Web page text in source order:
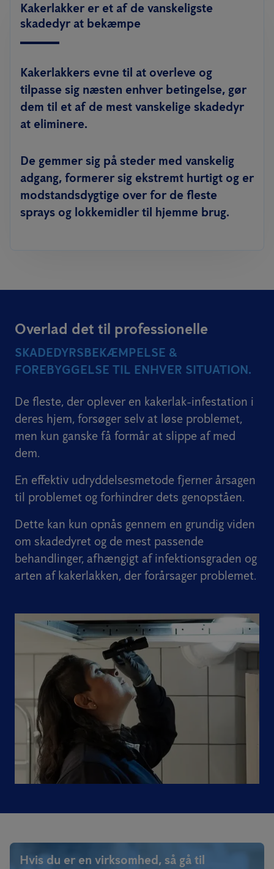
Kakerlakker er et af de vanskeligste
skadedyr at bekæmpe
Kakerlakkers evne til at overleve og
tilpasse sig næsten enhver betingelse, gør
dem til et af de mest vanskelige skadedyr
at eliminere.
De gemmer sig på steder med vanskelig
adgang, formerer sig ekstremt hurtigt og er
modstandsdygtige over for de fleste
sprays og lokkemidler til hjemme brug.
Overlad det til professionelle
SKADEDYRSBEKÆMPELSE &
FOREBYGGELSE TIL ENHVER SITUATION.
De fleste, der oplever en kakerlak-infestation i
deres hjem, forsøger selv at løse problemet,
men kun ganske få formår at slippe af med
dem.
En effektiv udryddelsesmetode fjerner årsagen
til problemet og forhindrer dets genopståen.
Dette kan kun opnås gennem en grundig viden
om skadedyret og de mest passende
behandlinger, afhængigt af infektionsgraden og
arten af kakerlakken, der forårsager problemet.
Hvis du er en virksomhed, så gå til